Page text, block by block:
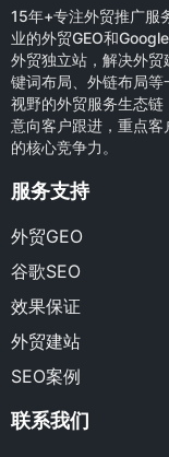
15年+专注外贸推广服
业的外贸GEO和
外贸独立站，解决外
键词布局、外链布局
视野的外贸服务生态链
意向客户跟进，重点
的核心竞争力。
服务支持
外贸GEO
谷歌SEO
效果保证
外贸建站
SEO案例
联系我们